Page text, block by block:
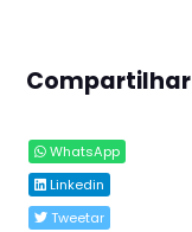
Compartilhar
WhatsApp
Linkedin
Tweetar